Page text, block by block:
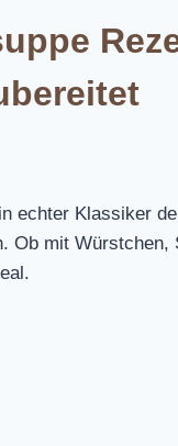
echter Klassiker
Ob mit